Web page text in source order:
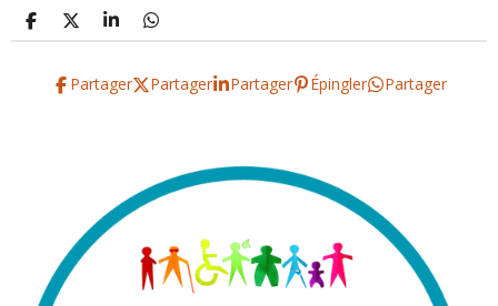
P
a
P
a
t
a
P
a
t
a
P
a
t
a
Partager Partager Partager Épingler Partager